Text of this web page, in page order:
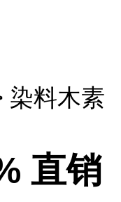
染料木素
直销